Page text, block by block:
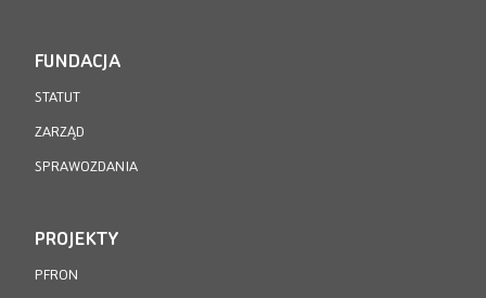
FUNDACJA
STATUT
ZARZĄD
SPRAWOZDANIA
PROJEKTY
PFRON